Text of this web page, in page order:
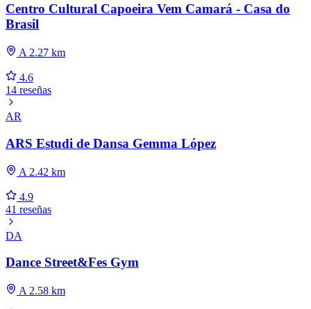
Centro Cultural Capoeira Vem Camará - Casa do
Brasil
A 2.27 km
4.6
14 reseñas
AR
ARS Estudi de Dansa Gemma López
A 2.42 km
4.9
41 reseñas
DA
Dance Street&Fes Gym
A 2.58 km